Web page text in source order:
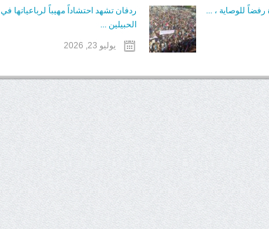
للوصاية ، ...
ردفان تشهد احتشاداً مهيباً لرباعياتها في
الحبيلين ...
يوليو 23, 2026